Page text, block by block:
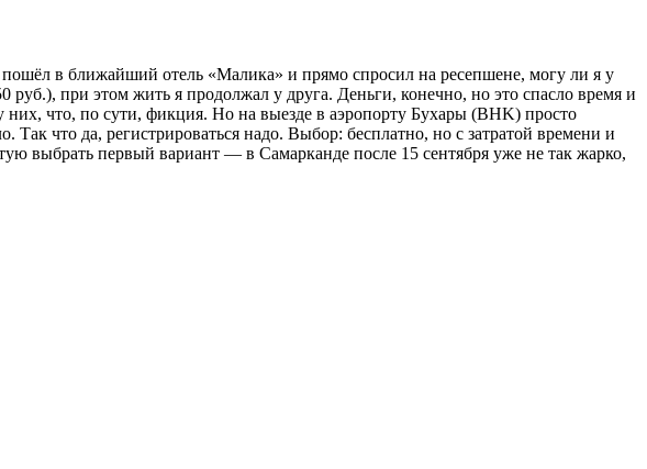
в ближайший отель «Малика» и прямо спросил на ресепшене, могу ли я у
при этом жить я продолжал у друга. Деньги, конечно, но это спасло время и
что, по сути, фикция. Но на выезде в аэропорту Бухары (BHK) просто
что да, регистрироваться надо. Выбор: бесплатно, но с затратой времени и
выбрать первый вариант — в Самарканде после 15 сентября уже не так жарко,